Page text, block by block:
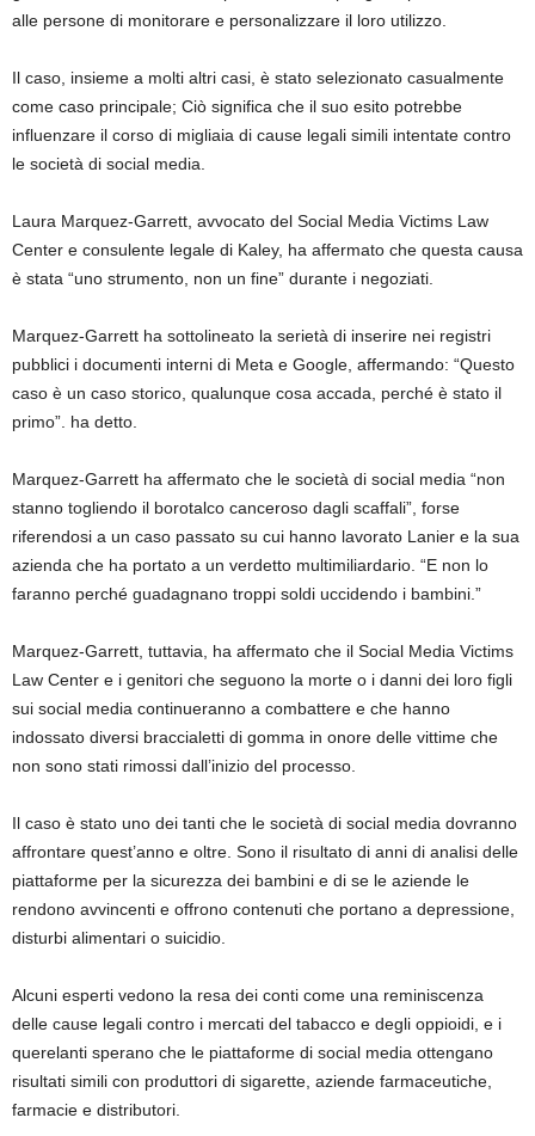
alle persone di monitorare e personalizzare il loro utilizzo.
Il caso, insieme a molti altri casi, è stato selezionato casualmente
come caso principale; Ciò significa che il suo esito potrebbe
influenzare il corso di migliaia di cause legali simili intentate contro
le società di social media.
Laura Marquez-Garrett, avvocato del Social Media Victims Law
Center e consulente legale di Kaley, ha affermato che questa causa
è stata “uno strumento, non un fine” durante i negoziati.
Marquez-Garrett ha sottolineato la serietà di inserire nei registri
pubblici i documenti interni di Meta e Google, affermando: “Questo
caso è un caso storico, qualunque cosa accada, perché è stato il
primo”. ha detto.
Marquez-Garrett ha affermato che le società di social media “non
stanno togliendo il borotalco canceroso dagli scaffali”, forse
riferendosi a un caso passato su cui hanno lavorato Lanier e la sua
azienda che ha portato a un verdetto multimiliardario. “E non lo
faranno perché guadagnano troppi soldi uccidendo i bambini.”
Marquez-Garrett, tuttavia, ha affermato che il Social Media Victims
Law Center e i genitori che seguono la morte o i danni dei loro figli
sui social media continueranno a combattere e che hanno
indossato diversi braccialetti di gomma in onore delle vittime che
non sono stati rimossi dall’inizio del processo.
Il caso è stato uno dei tanti che le società di social media dovranno
affrontare quest’anno e oltre. Sono il risultato di anni di analisi delle
piattaforme per la sicurezza dei bambini e di se le aziende le
rendono avvincenti e offrono contenuti che portano a depressione,
disturbi alimentari o suicidio.
Alcuni esperti vedono la resa dei conti come una reminiscenza
delle cause legali contro i mercati del tabacco e degli oppioidi, e i
querelanti sperano che le piattaforme di social media ottengano
risultati simili con produttori di sigarette, aziende farmaceutiche,
farmacie e distributori.